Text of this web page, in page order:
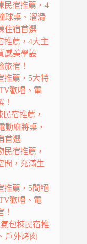
民宿推薦，4
球桌、溜滑
住宿首選
推薦，4大主
感美學設
宿！
推薦，5大特
歡唱、電
宿推薦，
動麻將桌，
首選
民宿推薦，
間，充滿生
推薦，5間絕
歡唱、電
包棟民宿推
戶外烤肉